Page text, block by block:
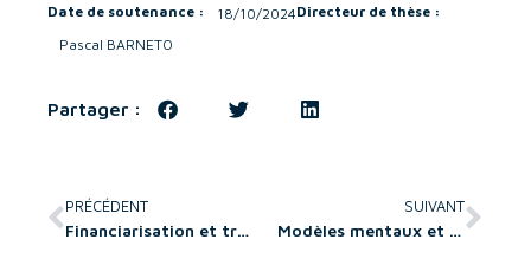
Date de soutenance : 18/10/2024Directeur de thèse :
Pascal BARNETO
Partager :
PRÉCÉDENT
Financiarisation et travail émotionnel en centre de soins infirmiers : de la défaillance à l’hybridation médico-financière
SUIVANT
Modèles mentaux et capital-risque : le rôle de l’alignement des représentations dans la relation entrepreneur-investisseur